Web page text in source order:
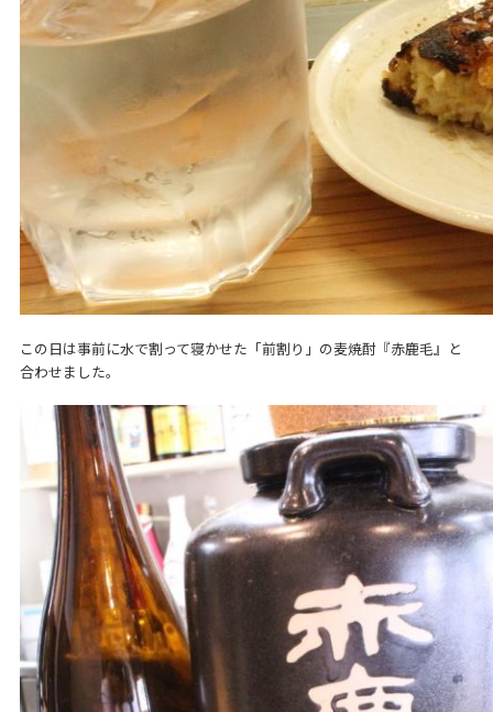
この日は事前に水で割って寝かせた「前割り」の麦焼酎『赤鹿毛』と
合わせました。